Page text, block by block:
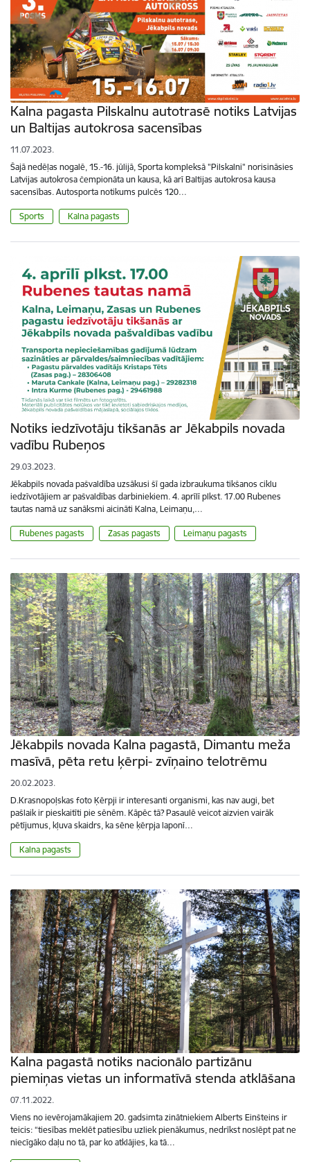
Kalna pagasta Pilskalnu autotrasē notiks Latvijas
un Baltijas autokrosa sacensības
11.07.2023.
Šajā nedēļas nogalē, 15.-16. jūlijā, Sporta kompleksā "Pilskalni" norisināsies
Latvijas autokrosa čempionāta un kausa, kā arī Baltijas autokrosa kausa
sacensības. Autosporta notikums pulcēs 120…
Sports Kalna pagasts
Notiks iedzīvotāju tikšanās ar Jēkabpils novada
vadību Rubeņos
29.03.2023.
Jēkabpils novada pašvaldība uzsākusi šī gada izbraukuma tikšanos ciklu
iedzīvotājiem ar pašvaldības darbiniekiem. 4. aprīlī plkst. 17.00 Rubenes
tautas namā uz sanāksmi aicināti Kalna, Leimaņu,…
Rubenes pagasts Zasas pagasts Leimaņu pagasts
Jēkabpils novada Kalna pagastā, Dimantu meža
masīvā, pēta retu ķērpi- zvīņaino telotrēmu
20.02.2023.
D.Krasnopoļskas foto Ķērpji ir interesanti organismi, kas nav augi, bet
pašlaik ir pieskaitīti pie sēnēm. Kāpēc tā? Pasaulē veicot aizvien vairāk
pētījumus, kļuva skaidrs, ka sēne ķērpja laponī…
Kalna pagasts
Kalna pagastā notiks nacionālo partizānu
piemiņas vietas un informatīvā stenda atklāšana
07.11.2022.
Viens no ievērojamākajiem 20. gadsimta zinātniekiem Alberts Einšteins ir
teicis: “tiesības meklēt patiesību uzliek pienākumus, nedrīkst noslēpt pat ne
niecīgāko daļu no tā, par ko atklājies, ka tā…